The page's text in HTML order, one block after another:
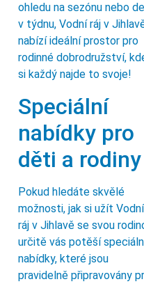
ohledu na sezónu nebo
v týdnu, Vodní ráj v
nabízí ideální prostor pro
rodinné dobrodružství,
si každý najde to svoje!
Speciální
nabídky pro
děti a rodiny
Pokud hledáte skvělé
možnosti, jak si užít Vodní
ráj v Jihlavě se svou
určitě vás potěší
nabídky, které jsou
pravidelně připravovány